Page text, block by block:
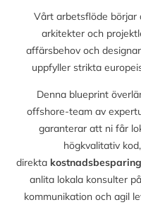
Vårt arbetsflöde börjar
arkitekter och
affärsbehov och
uppfyller strikta
Denna blueprint
offshore-team av
garanterar att ni får
högkvalitativ
direkta
anlita lokala konsulter
kommunikation och agil